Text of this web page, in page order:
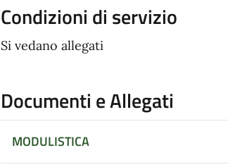
Condizioni di servizio
Si vedano allegati
Documenti e Allegati
MODULISTICA